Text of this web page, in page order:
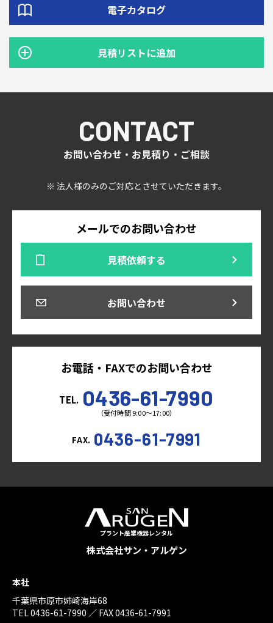
電子カタログ
見積リストに追加
CONTACT
お問い合わせ・お見積り・ご相談
※ 法人様のみのご対応とさせていただきます。
メールでのお問い合わせ
見積依頼する
お問い合わせ
お電話・FAXでのお問い合わせ
TEL. 0436-61-7990
（受付時間 9:00～17:00）
FAX. 0436-61-7991
プラント産業機器レンタル
株式会社サン・アルゲン
本社
千葉県市原市姉崎海岸68
TEL 0436-61-7990 ／ FAX 0436-61-7991